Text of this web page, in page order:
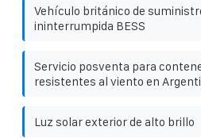
Vehículo británico de
ininterrumpida BESS
Servicio posventa para
resistentes al viento en
Luz solar exterior de alto brillo